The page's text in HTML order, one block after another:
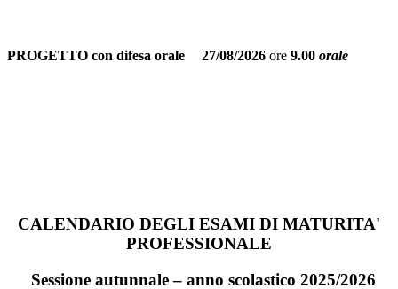
PROGETTO con difesa orale 27/08/2026 ore 9.00 orale
CALENDARIO DEGLI ESAMI DI MATURITA'
PROFESSIONALE
Sessione autunnale – anno scolastico 2025/2026